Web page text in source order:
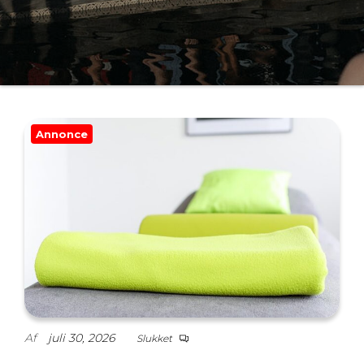
Annonce
Af juli 30, 2026 Slukket